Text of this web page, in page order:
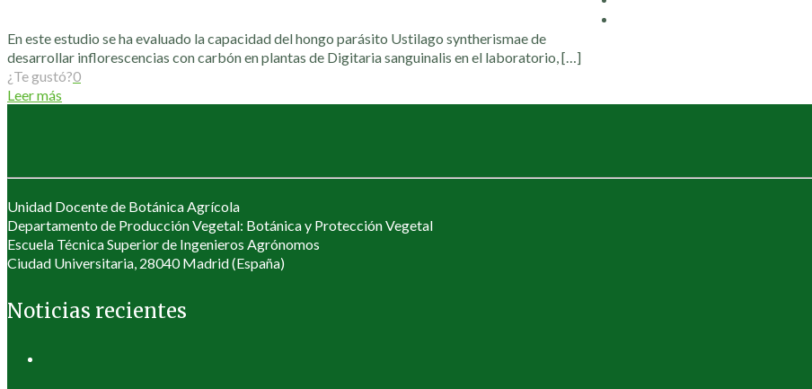
En este estudio se ha evaluado la capacidad del hongo parásito Ustilago syntherismae de
desarrollar inflorescencias con carbón en plantas de Digitaria sanguinalis en el laboratorio,[…]
¿Te gustó?0
Leer más
Unidad Docente de Botánica Agrícola
Departamento de Producción Vegetal: Botánica y Protección Vegetal
Escuela Técnica Superior de Ingenieros Agrónomos
Ciudad Universitaria, 28040 Madrid (España)
Noticias recientes